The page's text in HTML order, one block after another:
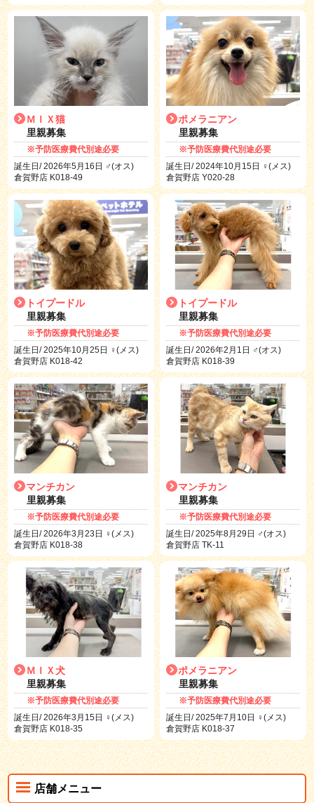
ＭＩＸ猫
里親募集
※予防医療費代別途必要
誕生日/ 2026年5月16日 ♂(オス)
倉賀野店 K018-49
ポメラニアン
里親募集
※予防医療費代別途必要
誕生日/ 2024年10月15日 ♀(メス)
倉賀野店 Y020-28
トイプードル
里親募集
※予防医療費代別途必要
誕生日/ 2025年10月25日 ♀(メス)
倉賀野店 K018-42
トイプードル
里親募集
※予防医療費代別途必要
誕生日/ 2026年2月1日 ♂(オス)
倉賀野店 K018-39
マンチカン
里親募集
※予防医療費代別途必要
誕生日/ 2026年3月23日 ♀(メス)
倉賀野店 K018-38
マンチカン
里親募集
※予防医療費代別途必要
誕生日/ 2025年8月29日 ♂(オス)
倉賀野店 TK-11
ＭＩＸ犬
里親募集
※予防医療費代別途必要
誕生日/ 2026年3月15日 ♀(メス)
倉賀野店 K018-35
ポメラニアン
里親募集
※予防医療費代別途必要
誕生日/ 2025年7月10日 ♀(メス)
倉賀野店 K018-37
店舗メニュー